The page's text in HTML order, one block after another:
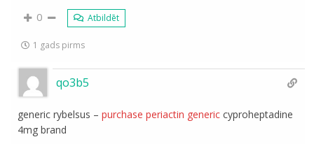
0 Atbildēt
1 gads pirms
qo3b5
generic rybelsus –purchase periactin generic cyproheptadine
4mg brand